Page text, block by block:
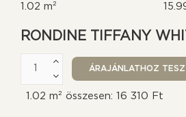
1.02 m²
RONDINE TIFFANY
1.02 m² összesen: 16 310 Ft